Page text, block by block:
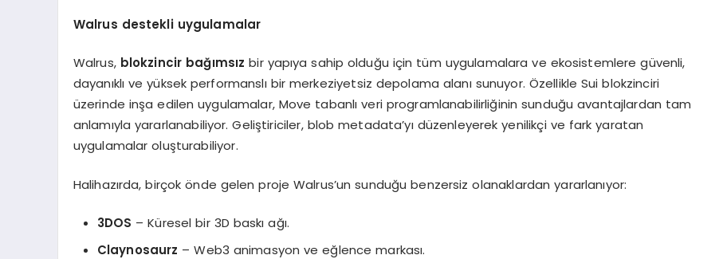
Walrus destekli uygulamalar
Walrus, blokzincir bağımsız bir yapıya sahip olduğu için tüm uygulamalara ve ekosistemlere güvenli,
dayanıklı ve yüksek performanslı bir merkeziyetsiz depolama alanı sunuyor. Özellikle Sui blokzinciri
üzerinde inşa edilen uygulamalar, Move tabanlı veri programlanabilirliğinin sunduğu avantajlardan tam
anlamıyla yararlanabiliyor. Geliştiriciler, blob metadata’yı düzenleyerek yenilikçi ve fark yaratan
uygulamalar oluşturabiliyor.
Halihazırda, birçok önde gelen proje Walrus’un sunduğu benzersiz olanaklardan yararlanıyor:
3DOS – Küresel bir 3D baskı ağı.
Claynosaurz – Web3 animasyon ve eğlence markası.